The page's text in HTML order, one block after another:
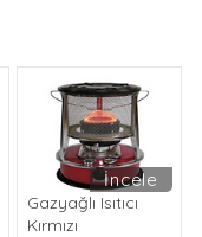
İncele
Gazyağlı Isıtıcı
Kırmızı